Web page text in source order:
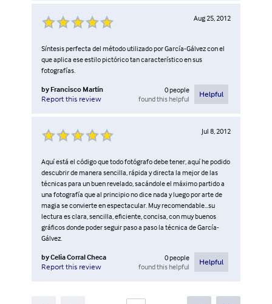
Aug 25, 2012
Síntesis perfecta del método utilizado por García-Gálvez con el
que aplica ese estilo pictórico tan característico en sus
fotografías.
by Francisco Martín
Report this review
0people
found this helpful
Helpful
Jul 8, 2012
Aquí está el código que todo fotógrafo debe tener, aquí he podido
descubrir de manera sencilla, rápida y directa la mejor de las
técnicas para un buen revelado, sacándole el máximo partido a
una fotografía que al principio no dice nada y luego por arte de
magia se convierte en espectacular. Muy recomendable...su
lectura es clara, sencilla, eficiente, concisa, con muy buenos
gráficos donde poder seguir paso a paso la técnica de García-
Gálvez.
byCelia Corral Checa
Report this review
0people
found this helpful
Helpful